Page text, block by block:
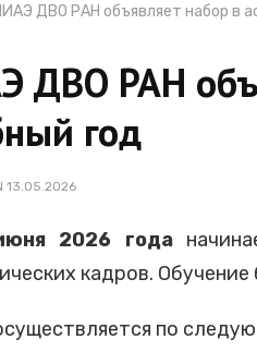
ДВО РАН объявляет набор в
ДВО РАН
год
13.05.2026
2026 года
кадров.
по